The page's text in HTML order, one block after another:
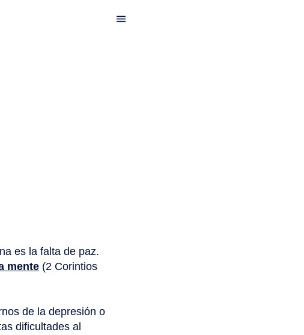
es la falta de paz.
mente (2 Corintios
de la depresión o
dificultades al